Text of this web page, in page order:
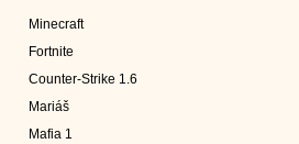
Minecraft
Fortnite
Counter-Strike 1.6
Mariáš
Mafia 1